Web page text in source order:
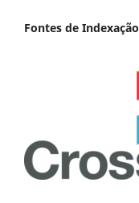
Fontes de Indexação